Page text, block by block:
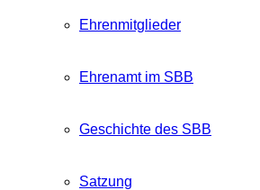
Ehrenmitglieder
Ehrenamt im SBB
Geschichte des SBB
Satzung